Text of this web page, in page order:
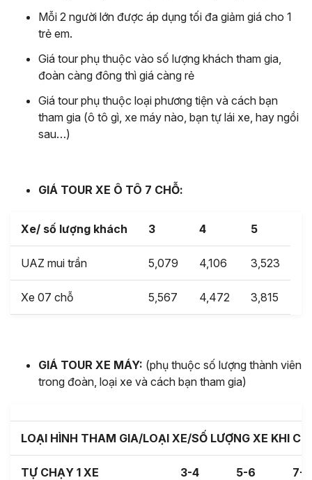
Mỗi 2 người lớn được áp dụng tối đa giảm giá cho 1
trẻ em.
Giá tour phụ thuộc vào số lượng khách tham gia,
đoàn càng đông thì giá càng rẻ
Giá tour phụ thuộc loại phương tiện và cách bạn
tham gia (ô tô gì, xe máy nào, bạn tự lái xe, hay ngồi
sau…)
GIÁ TOUR XE Ô TÔ 7 CHỖ:
Xe/ số lượng khách 3 4 5
UAZ mui trần 5,079 4,106 3,523
Xe 07 chỗ 5,567 4,472 3,815
GIÁ TOUR XE MÁY: (phụ thuộc số lượng thành viên
trong đoàn, loại xe và cách bạn tham gia)
LOẠI HÌNH THAM GIA/LOẠI XE/SỐ LƯỢNG XE KHI
TỰ CHẠY 1 XE 3-4 5-6 7-8